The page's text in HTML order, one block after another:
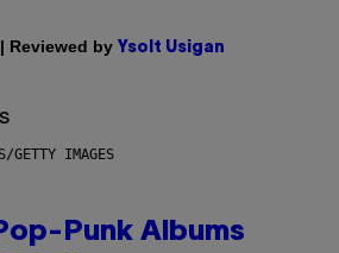
| Reviewed by Ysolt Usigan
GETTY IMAGES
Punk Albums